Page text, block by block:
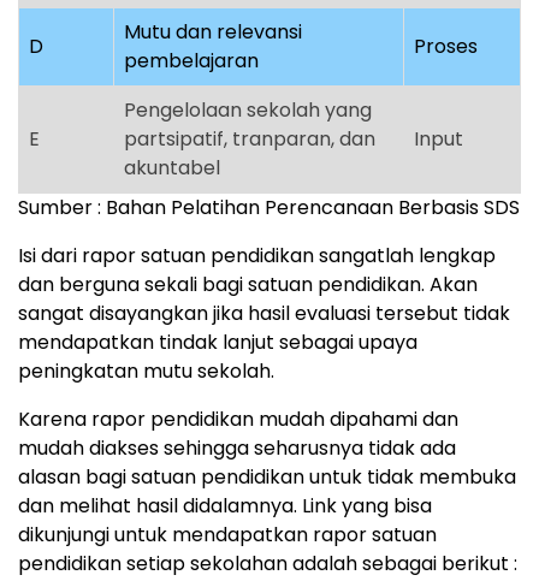
D
Mutu dan relevansi
pembelajaran
Proses
E
Pengelolaan sekolah yang
partsipatif, tranparan, dan
akuntabel
Input
Sumber : Bahan Pelatihan Perencanaan Berbasis SDS
Isi dari rapor satuan pendidikan sangatlah lengkap
dan berguna sekali bagi satuan pendidikan. Akan
sangat disayangkan jika hasil evaluasi tersebut tidak
mendapatkan tindak lanjut sebagai upaya
peningkatan mutu sekolah.
Karena rapor pendidikan mudah dipahami dan
mudah diakses sehingga seharusnya tidak ada
alasan bagi satuan pendidikan untuk tidak membuka
dan melihat hasil didalamnya. Link yang bisa
dikunjungi untuk mendapatkan rapor satuan
pendidikan setiap sekolahan adalah sebagai berikut :